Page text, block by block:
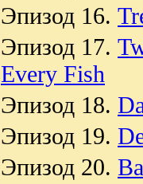
Эпизод 16.
Эпизод 17.
Every Fish
Эпизод 18.
Эпизод 19.
Эпизод 20.